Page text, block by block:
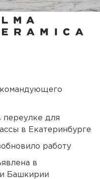
командующего
для
в Екатеринбурге
работу
в
Башкирии